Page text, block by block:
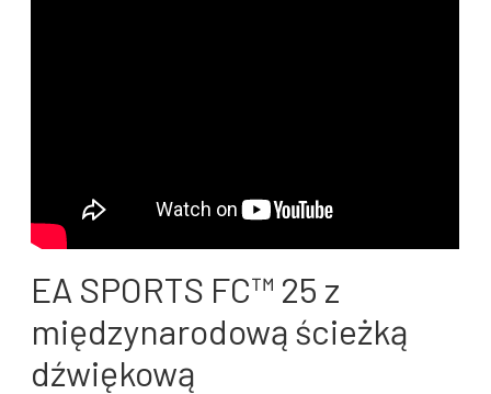
EA SPORTS FC™ 25 z
międzynarodową ścieżką
dźwiękową